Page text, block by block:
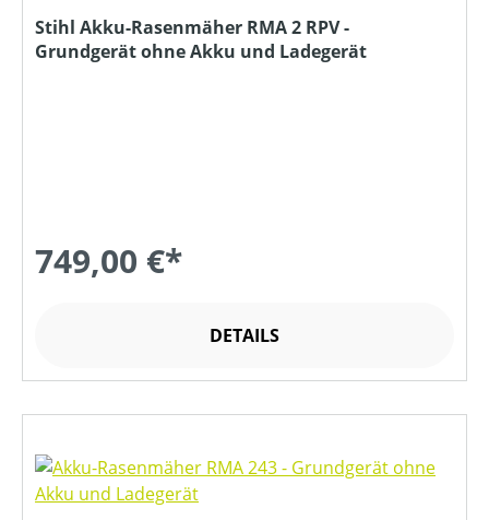
Stihl Akku-Rasenmäher RMA 2 RPV -
Grundgerät ohne Akku und Ladegerät
749,00 €*
DETAILS